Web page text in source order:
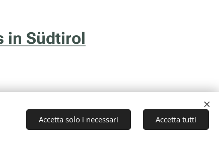
in Südtirol
Accetta solo i necessari Accetta tutti